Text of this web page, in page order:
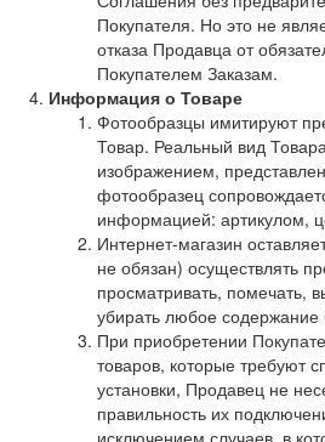
Покупателя. Но это не
отказа Продавца от
Покупателем Заказам.
Информация о Товаре
Фотообразцы имитируют
Товар. Реальный вид
изображением,
фотообразец
информацией: артикулом,
Интернет-магазин
не обязан) осуществлять
просматривать, помечать,
убирать любое содержание
При приобретении
товаров, которые требуют
установки, Продавец не
правильность их
исключением случаев, в